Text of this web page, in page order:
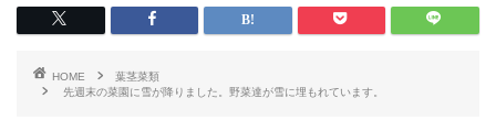
HOME
葉茎菜類
先週末の菜園に雪が降りました。野菜達が雪に埋もれています。